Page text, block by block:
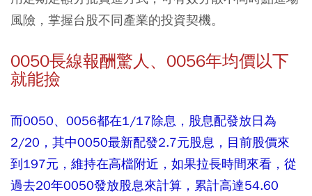
風險，掌握台股不同產業的投資契機。
0050長線報酬驚人、0056年均價以下
就能撿
而0050、0056都在1/17除息，股息配發放日為
2/20，其中0050最新配發2.7元股息，目前股價來
到197元，維持在高檔附近，如果拉長時間來看，從
過去20年0050發放股息來計算，累計高達54.60